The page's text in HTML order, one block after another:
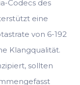
Codecs des
eine
von 6-192
Klangqualität.
sollten